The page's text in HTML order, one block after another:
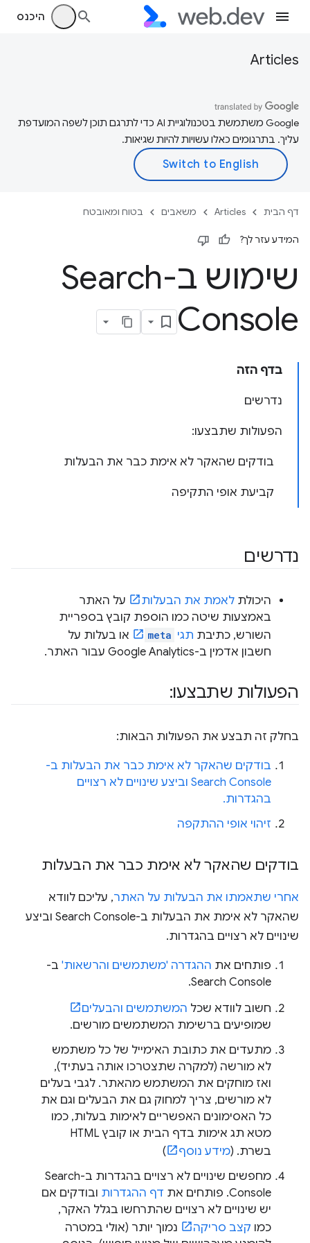
היכנס
Articles
‫Google משתמשת בטכנולוגיית AI כדי לתרגם תוכן לשפה המועדפת
עליך. בתרגומים כאלו עשויות להיות שגיאות.
דף הבית Articles משאבים בטוח ומאובטח
המידע עזר לך?
שימוש ב-Search
Console
בדף הזה
נדרשים
הפעולות שתבצעו:
בודקים שהאקר לא אימת כבר את הבעלות
קביעת אופי התקיפה
נדרשים
היכולת לאמת את הבעלות
על האתר
באמצעות שיטה כמו הוספת קובץ בספריית
השורש, כתיבת תגי meta
או בעלות על
חשבון אדמין ב-Google Analytics עבור האתר.
הפעולות שתבצעו:
בחלק זה תבצע את הפעולות הבאות:
בודקים שהאקר לא אימת כבר את הבעלות ב-
Search Console וביצע שינויים לא רצויים
בהגדרות.
זיהוי אופי ההתקפה
בודקים שהאקר לא אימת כבר את הבעלות
אחרי שתאמתו את הבעלות על האתר, עליכם לוודא
שהאקר לא אימת את הבעלות ב-Search Console וביצע
שינויים לא רצויים בהגדרות.
פותחים את ההגדרה 'משתמשים והרשאות' ב-
Search Console.
חשוב לוודא שכל המשתמשים והבעלים
שמופיעים ברשימת המשתמשים מורשים.
מתעדים את כתובת האימייל של כל משתמש
לא מורשה (למקרה שתצטרכו אותה בעתיד),
ואז מוחקים את המשתמש מהאתר. לגבי בעלים
לא מורשים, צריך למחוק גם את הבעלים וגם את
כל האסימונים האפשריים לאימות בעלות, כמו
מטא תג אימות בדף הבית או קובץ HTML
בשרת. (מידע נוסף
)
מחפשים שינויים לא רצויים בהגדרות ב-Search
Console. פותחים את
דף ההגדרות ובודקים אם
יש שינויים לא רצויים שהתרחשו בגלל האקר,
כמו קצב סריקה
נמוך יותר (אולי במטרה